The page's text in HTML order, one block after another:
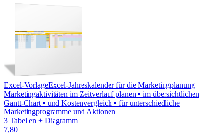
Excel-VorlageExcel-Jahreskalender für die Marketingplanung
Marketingaktivitäten im Zeitverlauf planen ▪ im übersichtlichen
Gantt-Chart ▪ und Kostenvergleich ▪ für unterschiedliche
Marketingprogramme und Aktionen
3 Tabellen + Diagramm
7,80